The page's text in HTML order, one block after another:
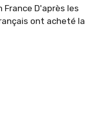
D'après les
ont acheté la